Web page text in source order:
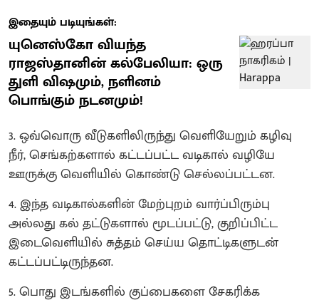
இதையும் படியுங்கள்:
யுனெஸ்கோ வியந்த
ராஜஸ்தானின் கல்பேலியா: ஒரு
துளி விஷமும், நளினம்
பொங்கும் நடனமும்!
3. ஒவ்வொரு வீடுகளிலிருந்து வெளியேறும் கழிவு
நீர், செங்கற்களால் கட்டப்பட்ட வடிகால் வழியே
ஊருக்கு வெளியில் கொண்டு செல்லப்பட்டன.
4. இந்த வடிகால்களின் மேற்புறம் வார்ப்பிரும்பு
அல்லது கல் தட்டுகளால் மூடப்பட்டு, குறிப்பிட்ட
இடைவெளியில் சுத்தம் செய்ய தொட்டிகளுடன்
கட்டப்பட்டிருந்தன.
5. பொது இடங்களில் குப்பைகளை சேகரிக்க